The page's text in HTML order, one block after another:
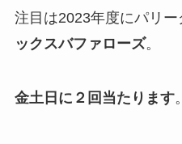
注目は2023年度にパリ
ックスバファローズ。
金土日に２回当たります。